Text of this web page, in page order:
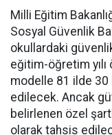
Milli Eğitim
Sosyal Güvenlik
okullardaki
eğitim-öğretim
modelle 81 ilde
edilecek. Ancak
belirlenen özel
olarak tahsis